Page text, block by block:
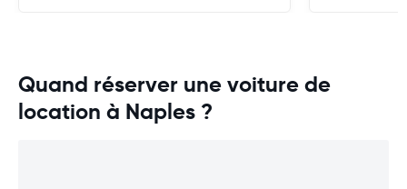
Quand réserver une voiture de
location à Naples ?